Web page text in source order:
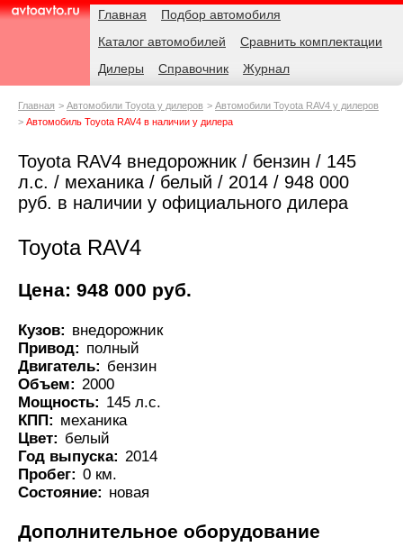
AvtoAvto.ru
Навигация Главная
Подбор автомобиля
Каталог автомобилей
Сравнить комплектации
Дилеры
Справочник Журнал
Родительские
Главная Автомобили Toyota у дилеров
Автомобили Toyota RAV4 у дилеров
Автомобиль Toyota RAV4 в наличии у дилера
Toyota RAV4 внедорожник / бензин / 145
л.с. / механика / белый / 2014 / 948 000
руб. в наличии у официального дилера
Toyota RAV4
Цена: 948 000 руб.
Кузов: внедорожник
Привод: полный
Двигатель: бензин
Объем: 2000
Мощность: 145 л.с.
КПП: механика
Цвет: белый
Год выпуска: 2014
Пробег: 0 км.
Состояние: новая
Дополнительное оборудование